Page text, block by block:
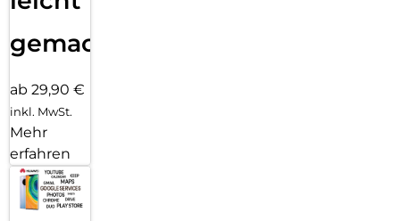
gemacht!
ab 29,90 €
inkl. MwSt.
Mehr
erfahren